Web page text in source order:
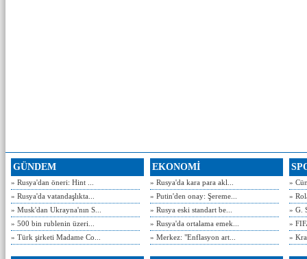
GÜNDEM
» Rusya'dan öneri: Hint ...
» Rusya'da vatandaşlıkta...
» Musk'dan Ukrayna'nın S...
» 500 bin rublenin üzeri...
» Türk şirketi Madame Co...
EKONOMİ
» Rusya'da kara para akl...
» Putin'den onay: Şereme...
» Rusya eski standart be...
» Rusya'da ortalama emek...
» Merkez: "Enflasyon art...
»
»
» G.
»
»